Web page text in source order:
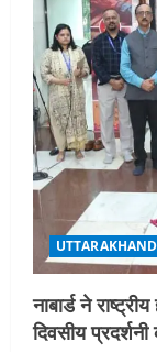
नाबार्ड ने
दिवसीय